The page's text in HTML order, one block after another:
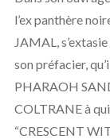
l’ex panthère
JAMAL,
son préfacier,
PHARAOH
COLTRANE à
“CRESCENT